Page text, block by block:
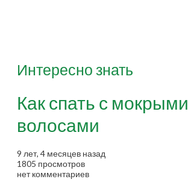
Интересно знать
Как спать с мокрыми
волосами
9 лет, 4 месяцев назад
1805 просмотров
нет комментариев